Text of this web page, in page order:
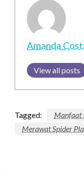
Amanda
View all posts
Tagged:
Manfaat
Merawat Spider